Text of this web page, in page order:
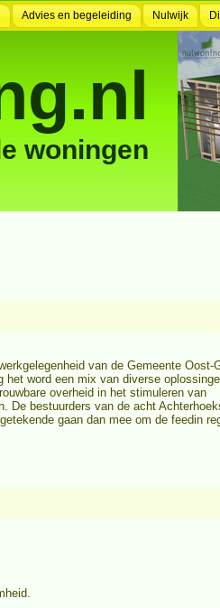
Advies en begeleiding Nulwijk
woningen
van de Gemeente Oost-
word een mix van diverse
overheid in het stimuleren van
De bestuurders van de acht
gaan dan mee om de feedin